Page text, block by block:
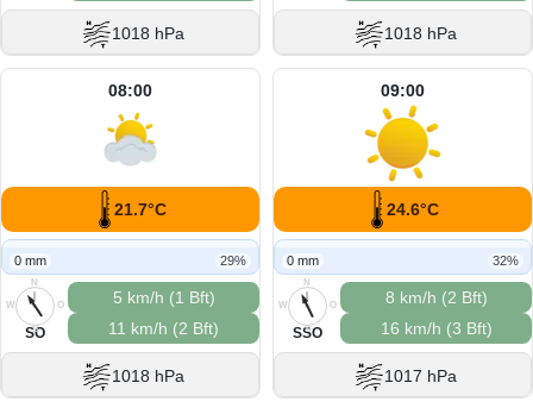
1018 hPa 1018 hPa
08:00
21.7°C
0 mm 29%
N
O
S
W
SO
5 km/h (1 Bft)
11 km/h (2 Bft)
1018 hPa
09:00
24.6°C
0 mm 32%
N
O
S
W
SSO
8 km/h (2 Bft)
16 km/h (3 Bft)
1017 hPa